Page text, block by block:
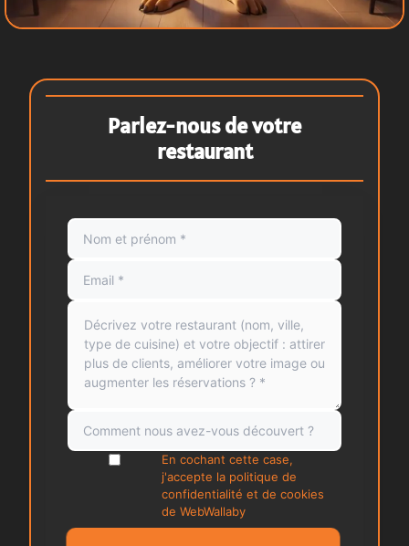
Parlez-nous de votre
restaurant
En cochant cette case,
j'accepte la politique de
confidentialité et de cookies
de WebWallaby